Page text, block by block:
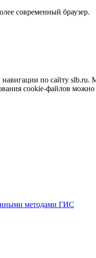
современный браузер.
по сайту slb.ru.
cookie-файлов можно
методами ГИС